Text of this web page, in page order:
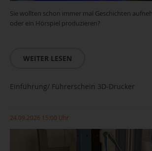
Sie wollten schon immer mal Geschichten
oder ein Hörspiel produzieren?
WEITER LESEN
Einführung/ Führerschein 3D-Drucker
24.09.2026 15:00 Uhr